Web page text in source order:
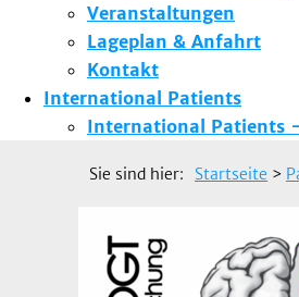
Veranstaltungen
Lageplan & Anfahrt
Kontakt
International Patients
International Patients
Sie sind hier: Startseite >